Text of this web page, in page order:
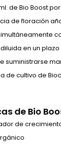
de Bio Boost
de floración
en un plazo
suministrarse
de cultivo de
de Bio
de